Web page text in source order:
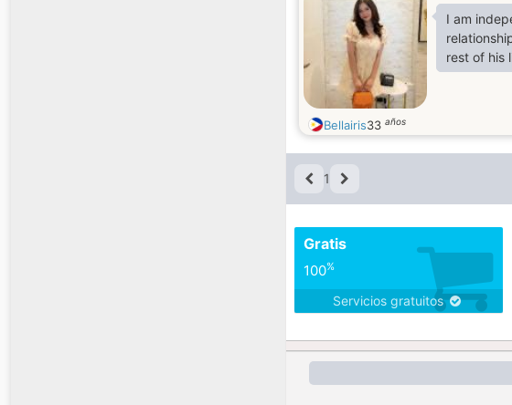
I am
rest of his
Bellairis33 años
1
Gratis
100%
Servicios gratuitos